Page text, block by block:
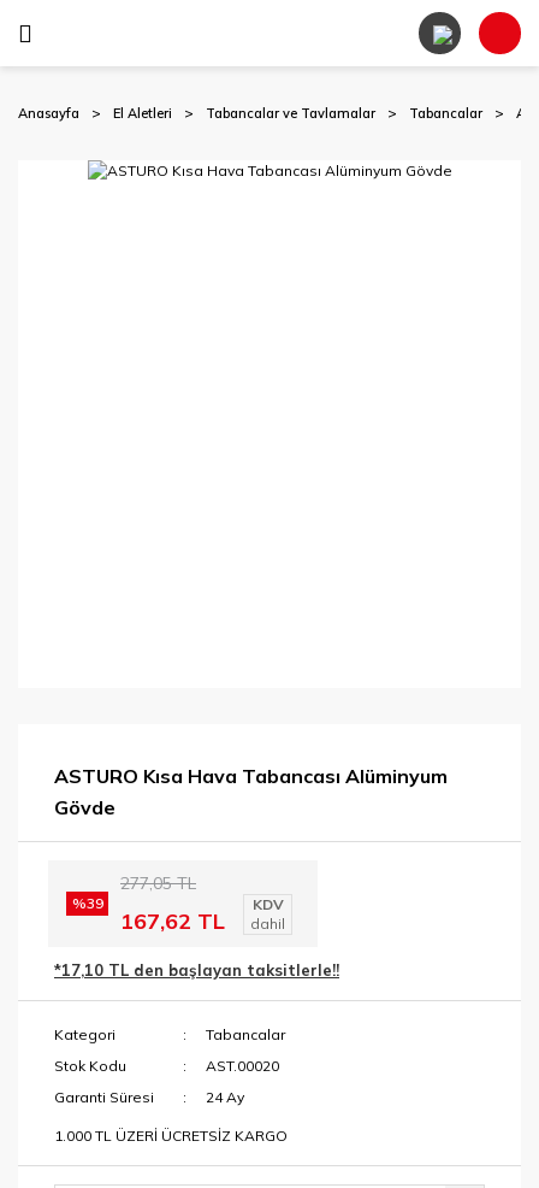
Anasayfa El Aletleri Tabancalar ve Tavlamalar Tabancalar
ASTURO Kısa Hava Tabancası Alüminyum
Gövde
%39
277,05 TL
167,62 TL
KDV
dahil
*17,10 TL den başlayan taksitlerle!!
Kategori
Tabancalar
Stok Kodu
AST.00020
Garanti Süresi
24 Ay
1.000 TL ÜZERİ ÜCRETSİZ KARGO